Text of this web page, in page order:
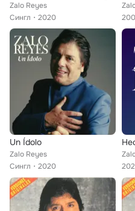
Zalo Reyes
Сингл
2020
Un Ídolo
Zalo Reyes
Сингл
2020